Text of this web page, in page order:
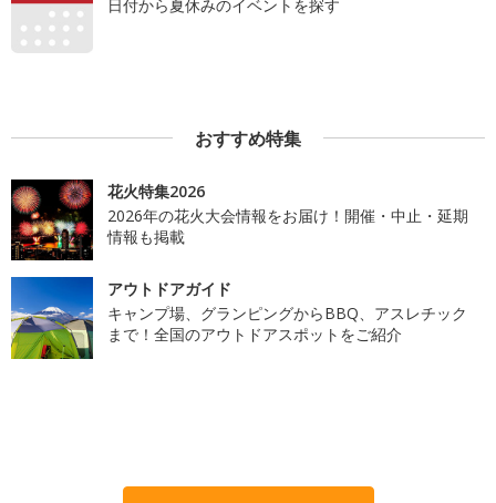
日付から夏休みのイベントを探す
おすすめ特集
花火特集2026
2026年の花火大会情報をお届け！開催・中止・延期
情報も掲載
アウトドアガイド
キャンプ場、グランピングからBBQ、アスレチック
まで！全国のアウトドアスポットをご紹介